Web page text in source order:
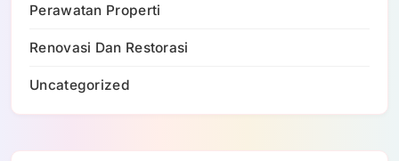
Perawatan Properti
Renovasi Dan Restorasi
Uncategorized